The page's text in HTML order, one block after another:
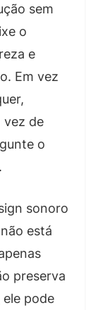
sem
o
e
Em vez
vez de
o
sonoro
está
preserva
pode